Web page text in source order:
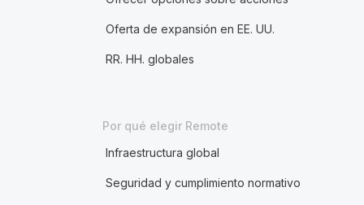
Oferta de expansión en EE. UU.
RR. HH. globales
Por qué elegir Remote
Infraestructura global
Seguridad y cumplimiento normativo